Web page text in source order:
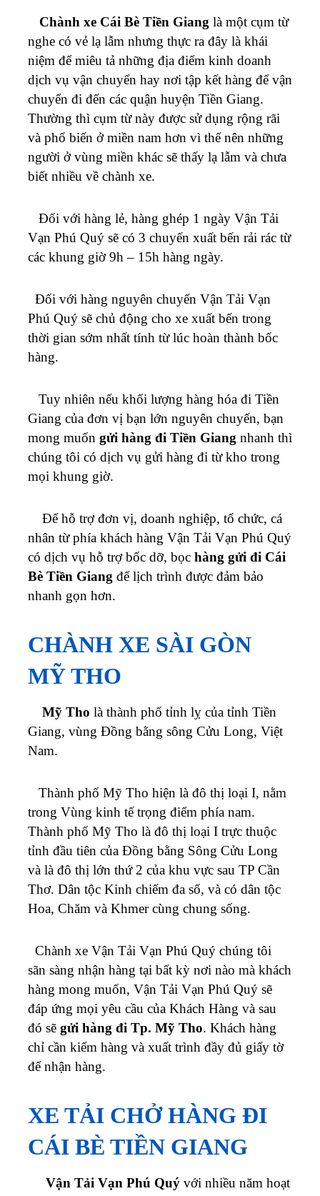
Chành xe Cái Bè Tiền Giang là một cụm từ
nghe có vẻ lạ lẫm nhưng thực ra đây là khái
niệm để miêu tả những địa điểm kinh doanh
dịch vụ vận chuyển hay nơi tập kết hàng để vận
chuyển đi đến các quận huyện Tiền Giang.
Thường thì cụm từ này được sử dụng rộng rãi
và phổ biến ở miền nam hơn vì thế nên những
người ở vùng miền khác sẽ thấy lạ lẫm và chưa
biết nhiều về chành xe.
Đối với hàng lẻ, hàng ghép 1 ngày Vận Tải
Vạn Phú Quý sẽ có 3 chuyến xuất bến rải rác từ
các khung giờ 9h – 15h hàng ngày.
Đối với hàng nguyên chuyến Vận Tải Vạn
Phú Quý sẽ chủ động cho xe xuất bến trong
thời gian sớm nhất tính từ lúc hoàn thành bốc
hàng.
Tuy nhiên nếu khối lượng hàng hóa đi Tiền
Giang của đơn vị bạn lớn nguyên chuyến, bạn
mong muốn gửi hàng đi Tiền Giang nhanh thì
chúng tôi có dịch vụ gửi hàng đi từ kho trong
mọi khung giờ.
Để hỗ trợ đơn vị, doanh nghiệp, tổ chức, cá
nhân từ phía khách hàng Vận Tải Vạn Phú Quý
có dịch vụ hỗ trợ bốc dỡ, bọc hàng gửi đi Cái
Bè Tiền Giang để lịch trình được đảm bảo
nhanh gọn hơn.
CHÀNH XE SÀI GÒN
MỸ THO
Mỹ Tho là thành phố tỉnh lỵ của tỉnh Tiền
Giang, vùng Đồng bằng sông Cửu Long, Việt
Nam.
Thành phố Mỹ Tho hiện là đô thị loại I, nằm
trong Vùng kinh tế trọng điểm phía nam.
Thành phố Mỹ Tho là đô thị loại I trực thuộc
tỉnh đầu tiên của Đồng bằng Sông Cửu Long
và là đô thị lớn thứ 2 của khu vực sau TP Cần
Thơ. Dân tộc Kinh chiếm đa số, và có dân tộc
Hoa, Chăm và Khmer cùng chung sống.
Chành xe Vận Tải Vạn Phú Quý chúng tôi
sãn sàng nhận hàng tại bất kỳ nơi nào mà khách
hàng mong muốn, Vận Tải Vạn Phú Quý sẽ
đáp ứng mọi yêu cầu của Khách Hàng và sau
đó sẽ gửi hàng đi Tp. Mỹ Tho. Khách hàng
chỉ cần kiểm hàng và xuất trình đầy đủ giấy tờ
để nhận hàng.
XE TẢI CHỞ HÀNG ĐI
CÁI BÈ TIỀN GIANG
Vận Tải Vạn Phú Quý với nhiều năm hoạt